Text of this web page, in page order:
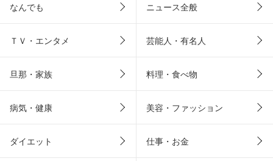
なんでも ニュース全般
ＴＶ・エンタメ 芸能人・有名人
旦那・家族 料理・食べ物
病気・健康 美容・ファッション
ダイエット 仕事・お金